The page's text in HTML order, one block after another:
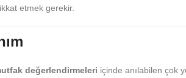
etmek gerekir.
değerlendirmeleri içinde anılabilen çok